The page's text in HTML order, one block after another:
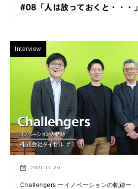
#08「人は放っておくと・・・」
Interview
2026.05.26
Challengers ーイノベーションの軌跡ー